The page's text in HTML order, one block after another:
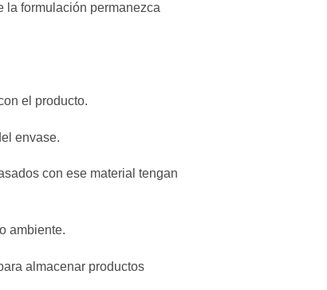
la formulación permanezca
el producto.
envase.
con ese material tengan
ambiente.
almacenar productos